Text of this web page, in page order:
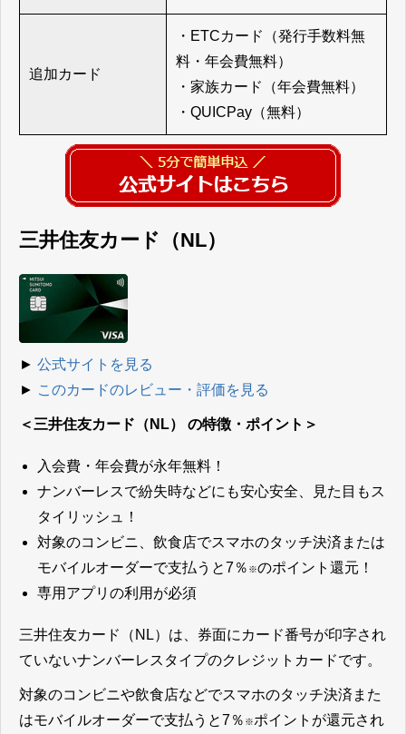
追加カード
・ETCカード（発行手数料無
料・年会費無料）
・家族カード（年会費無料）
・QUICPay（無料）
三井住友カード（NL）
► 公式サイトを見る
► このカードのレビュー・評価を見る
＜三井住友カード（NL） の特徴・ポイント＞
入会費・年会費が永年無料！
ナンバーレスで紛失時などにも安心安全、見た目もス
タイリッシュ！
対象のコンビニ、飲食店でスマホのタッチ決済または
モバイルオーダーで支払うと7％ ※のポイント還元！
専用アプリの利用が必須
三井住友カード（NL）は、券面にカード番号が印字され
ていないナンバーレスタイプのクレジットカードです。
対象のコンビニや飲食店などでスマホのタッチ決済また
はモバイルオーダーで支払うと7％ ※ポイントが還元され